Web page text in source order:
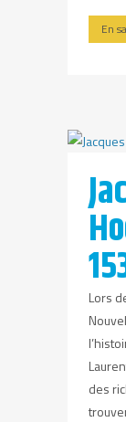
En
Lors
des